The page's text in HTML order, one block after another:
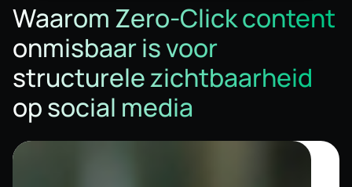
Waarom Zero-Click content
onmisbaar is voor
structurele zichtbaarheid
op social media